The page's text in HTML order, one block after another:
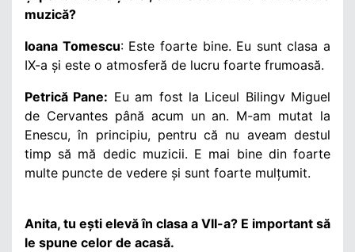
muzică?
Ioana Tomescu:Este foarte bine. Eu sunt clasa a
IX-a și este o atmosferă de lucru foarte frumoasă.
Petrică Pane: Eu am fost la Liceul Bilingv Miguel
de Cervantes până acum un an. M-am mutat la
Enescu, în principiu, pentru că nu aveam destul
timp să mă dedic muzicii. E mai bine din foarte
multe puncte de vedere și sunt foarte mulțumit.
Anita, tu ești elevă în clasa a VII-a? E important să
le spune celor de acasă.